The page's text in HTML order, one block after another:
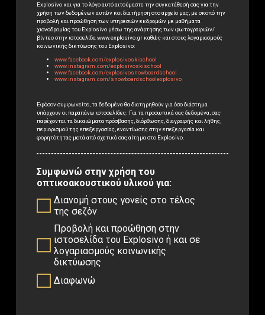
Explosivo και για το λόγο αυτό αιτούμαστε την συγκατάθεσή σας για την
χρήση των δεδομένων αυτών και διατήρηση στο αρχείο μας, με σκοπό την
προβολή και προώθηση των υπηρεσιών εκδρομών με μαθήματα
χιονοδρομίας του Explosivo μέσω της ανάρτησης των φωτογραφιών/
βίντεο στην ιστοσελίδα www.explosivo.gr καθώς και στους λογαριασμούς
κοινωνικής δικτύωσης του Explosivo:
www.facebook.com/explosivoskischool
www.instagram.com/explosivoskischool
www.facebook.com/explosivosnowboardschool
www.instagram.com/snowboardschoolexplosivo
Εφόσον συμφωνείτε, τα δεδομένα θα διατηρηθούν για όσο διάστημα
υπάρχουν οι παραπάνω ιστοσελίδες. Για τα προσωπικά σας δεδομένα, σας
παρέχονται τα δικαιώματα πρόσβασης, διόρθωσης, διαγραφής και λήθης,
περιορισμού της επεξεργασίας, εναντίωσης στην επεξεργασία και
φορητότητας μετά από σχετικό σας αίτημα στο Explosivo.
Συμφωνώ στην χρήση του
οπτικοακουστικού υλικού για:
Διανομή στους γονείς στο τέλος
της σεζόν
Προβολή και προώθηση στην
ιστοσελίδα του Explosivo ή και σε
λογαριασμούς κοινωνικής
δικτύωσης
Διαφωνώ